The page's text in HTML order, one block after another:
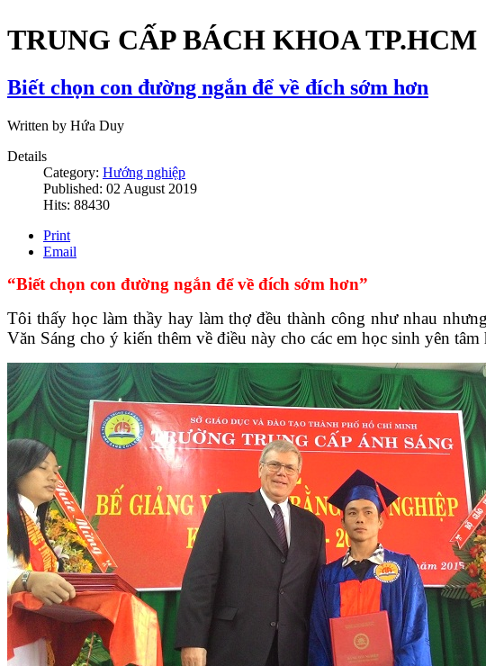
TRUNG CẤP BÁCH KHOA TP.HCM
Biết chọn con đường ngắn để về đích sớm hơn
Written by Hứa Duy
Details
Category: Hướng nghiệp
Published: 02 August 2019
Hits: 88430
Print
Email
“Biết chọn con đường ngắn để về đích sớm hơn”
Tôi thấy học làm thầy hay làm thợ đều thành công như nhau
Văn Sáng cho ý kiến thêm về điều này cho các em học sinh yên